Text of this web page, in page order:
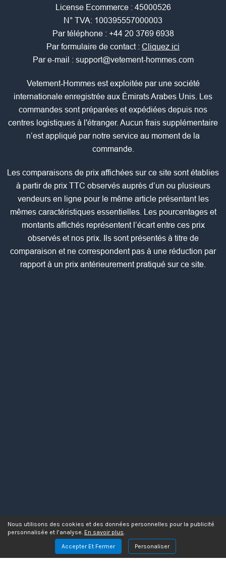
License Ecommerce : 45000526
N° TVA: 100395557000003
Par téléphone : +44 20 3769 6938
Par formulaire de contact : Cliquez ici
Par e-mail : support@vetement-hommes.com
Vetement-Hommes est exploitée par une société
internationale enregistrée aux Émirats Arabes Unis. Les
commandes sont préparées et expédiées depuis nos
centres logistiques à l'étranger. Aucun frais supplémentaire
n’est appliqué par notre service au moment de la
commande.
Les comparaisons de prix affichées sur ce site sont établies
à partir de prix TTC observés auprès d’un ou plusieurs
vendeurs en ligne pour le même article présentant les
mêmes caractéristiques essentielles. Les pourcentages et
montants affichés représentent l’écart entre ces prix
observés et nos prix. Ils sont présentés à titre de
comparaison et ne correspondent pas à une réduction par
rapport à un prix antérieurement pratiqué sur ce site.
Nous utilisons des cookies et des données personnelles pour la publicité
personnalisée et l’analyse. En savoir plus.
Accepter Et Fermer
Personaliser